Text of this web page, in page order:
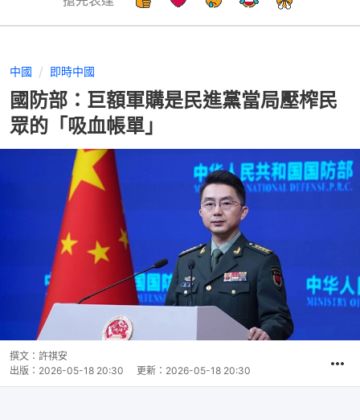
中國 即時中國
國防部：巨額軍購是民進黨當局壓榨民
眾的「吸血帳單」
撰文： 許祺安
出版： 2026-05-18 20:30 更新： 2026-05-18 20:30